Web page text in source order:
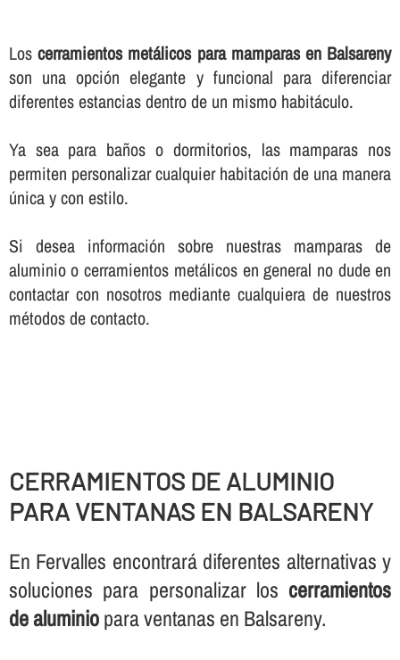
Loscerramientos metálicos para mamparas en Balsareny
son una opción elegante y funcional para diferenciar
diferentes estancias dentro de un mismo habitáculo.
Ya sea para baños o dormitorios, las mamparas nos
permiten personalizar cualquier habitación de una manera
única y con estilo.
Si desea información sobre nuestras mamparas de
aluminio o cerramientos metálicos en general no dude en
contactar con nosotros mediante cualquiera de nuestros
métodos de contacto.
CERRAMIENTOS DE ALUMINIO
PARA VENTANAS EN BALSARENY
En Fervalles encontrará diferentes alternativas y
soluciones para personalizar loscerramientos
de aluminiopara ventanas en Balsareny.